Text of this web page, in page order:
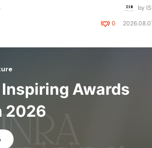
0
by
Inspiring Awards
2026